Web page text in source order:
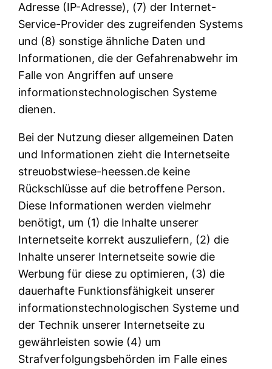
Adresse (IP-Adresse), (7) der Internet-
Service-Provider des zugreifenden Systems
und (8) sonstige ähnliche Daten und
Informationen, die der Gefahrenabwehr im
Falle von Angriffen auf unsere
informationstechnologischen Systeme
dienen.
Bei der Nutzung dieser allgemeinen Daten
und Informationen zieht die Internetseite
streuobstwiese-heessen.de keine
Rückschlüsse auf die betroffene Person.
Diese Informationen werden vielmehr
benötigt, um (1) die Inhalte unserer
Internetseite korrekt auszuliefern, (2) die
Inhalte unserer Internetseite sowie die
Werbung für diese zu optimieren, (3) die
dauerhafte Funktionsfähigkeit unserer
informationstechnologischen Systeme und
der Technik unserer Internetseite zu
gewährleisten sowie (4) um
Strafverfolgungsbehörden im Falle eines